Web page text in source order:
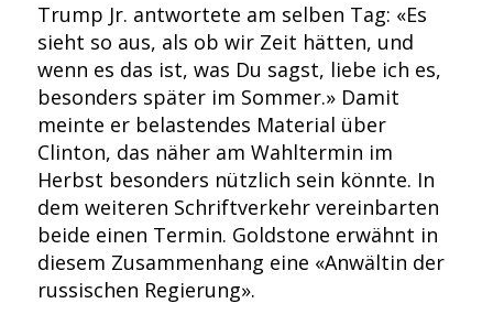
Trump Jr. antwortete am selben Tag: «Es
sieht so aus, als ob wir Zeit hätten, und
wenn es das ist, was Du sagst, liebe ich es,
besonders später im Sommer.» Damit
meinte er belastendes Material über
Clinton, das näher am Wahltermin im
Herbst besonders nützlich sein könnte. In
dem weiteren Schriftverkehr vereinbarten
beide einen Termin. Goldstone erwähnt in
diesem Zusammenhang eine «Anwältin der
russischen Regierung».